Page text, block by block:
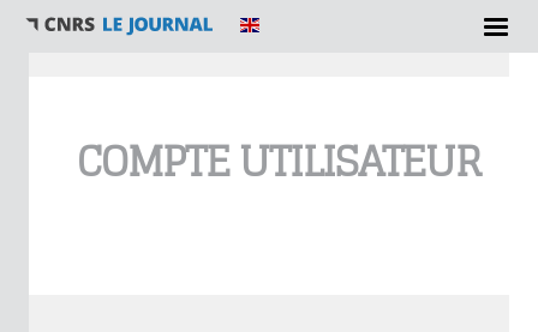
COMPTE UTILISATEUR